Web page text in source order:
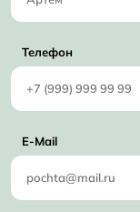
Телефон
E-Mail